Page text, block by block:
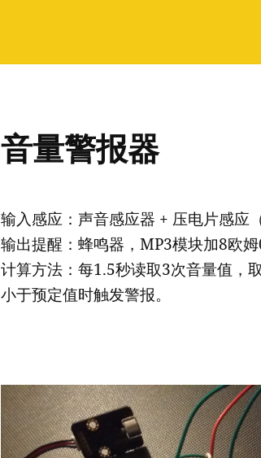
音量警报器
输入感应：声音感应器 + 压电片感应
输出提醒：蜂鸣器，MP3模块加8欧
计算方法：每1.5秒读取3次音量值，
小于预定值时触发警报。